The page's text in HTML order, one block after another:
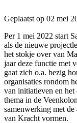
Geplaatst op 02 mei
Per 1 mei 2022 start
als de nieuwe
het stokje over van
jaar deze functie met
gaat zich o.a. bezig
organisaties rondom
van initiatieven en
thema in de
samenwerking met
van Kracht vormen.